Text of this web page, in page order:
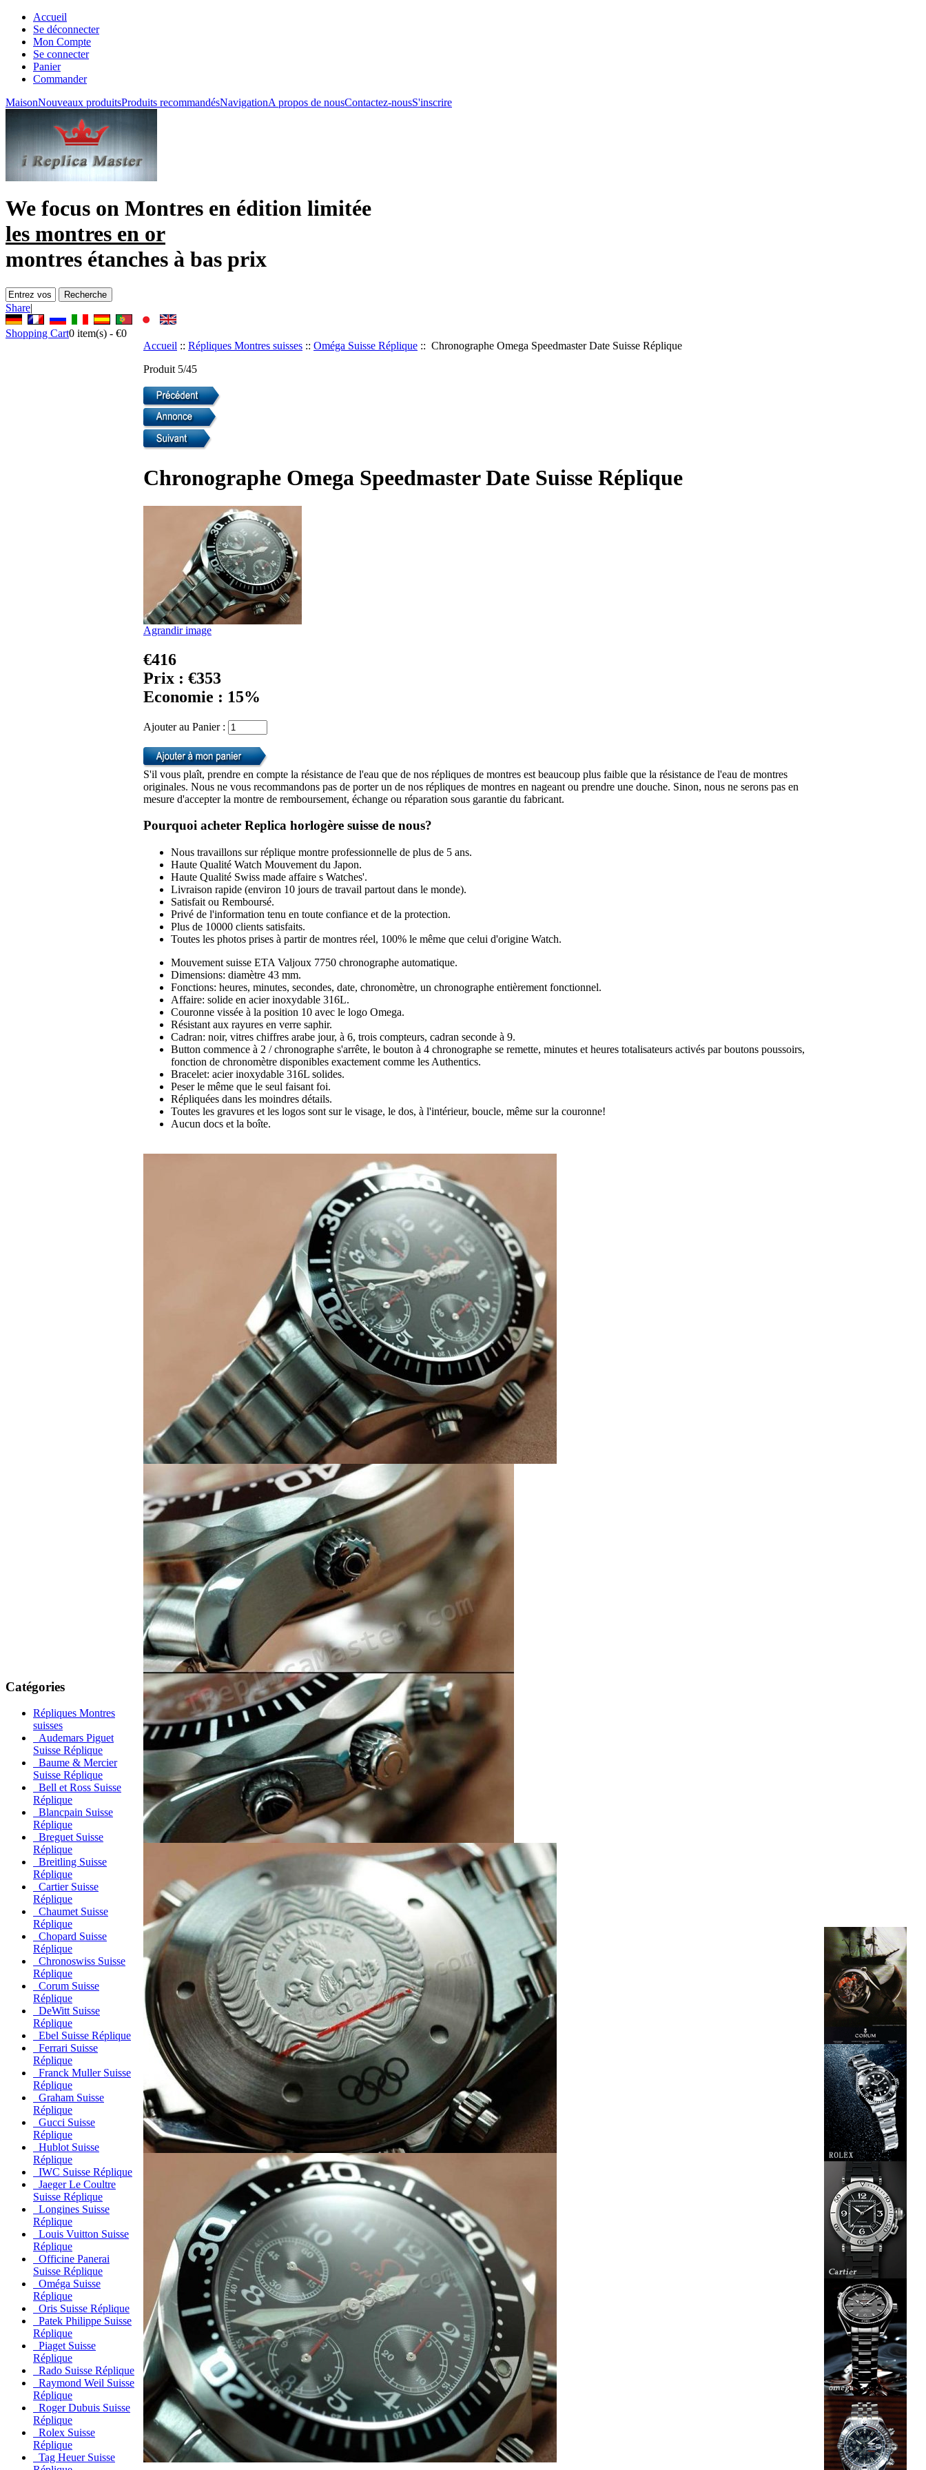
Accueil
Se déconnecter
Mon Compte
Se connecter
Panier
Commander
MaisonNouveaux produitsProduits recommandésNavigationA propos de nousContactez-nousS'inscrire
We focus on Montres en édition limitée
les montres en or
montres étanches à bas prix
Share|
Shopping Cart0 item(s) - €0
Catégories
Répliques Montres
suisses
Audemars Piguet
Suisse Réplique
Baume & Mercier
Suisse Réplique
Bell et Ross Suisse
Réplique
Blancpain Suisse
Réplique
Breguet Suisse
Réplique
Breitling Suisse
Réplique
Cartier Suisse
Réplique
Chaumet Suisse
Réplique
Chopard Suisse
Réplique
Chronoswiss Suisse
Réplique
Corum Suisse
Réplique
DeWitt Suisse
Réplique
Ebel Suisse Réplique
Ferrari Suisse
Réplique
Franck Muller Suisse
Réplique
Graham Suisse
Réplique
Gucci Suisse
Réplique
Hublot Suisse
Réplique
IWC Suisse Réplique
Jaeger Le Coultre
Suisse Réplique
Longines Suisse
Réplique
Louis Vuitton Suisse
Réplique
Officine Panerai
Suisse Réplique
Oméga Suisse
Réplique
Oris Suisse Réplique
Patek Philippe Suisse
Réplique
Piaget Suisse
Réplique
Rado Suisse Réplique
Raymond Weil Suisse
Réplique
Roger Dubuis Suisse
Réplique
Rolex Suisse
Réplique
Tag Heuer Suisse
Accueil :: Répliques Montres suisses :: Oméga Suisse Réplique :: Chronographe Omega Speedmaster Date Suisse Réplique
Produit 5/45
Chronographe Omega Speedmaster Date Suisse Réplique
Agrandir image
€416
Prix : €353
Economie : 15%
Ajouter au Panier :
S'il vous plaît, prendre en compte la résistance de l'eau que de nos répliques de montres est beaucoup plus faible que la résistance de l'eau de montres
originales. Nous ne vous recommandons pas de porter un de nos répliques de montres en nageant ou prendre une douche. Sinon, nous ne serons pas en
mesure d'accepter la montre de remboursement, échange ou réparation sous garantie du fabricant.
Pourquoi acheter Replica horlogère suisse de nous?
Nous travaillons sur réplique montre professionnelle de plus de 5 ans.
Haute Qualité Watch Mouvement du Japon.
Haute Qualité Swiss made affaire s Watches'.
Livraison rapide (environ 10 jours de travail partout dans le monde).
Satisfait ou Remboursé.
Privé de l'information tenu en toute confiance et de la protection.
Plus de 10000 clients satisfaits.
Toutes les photos prises à partir de montres réel, 100% le même que celui d'origine Watch.
Mouvement suisse ETA Valjoux 7750 chronographe automatique.
Dimensions: diamètre 43 mm.
Fonctions: heures, minutes, secondes, date, chronomètre, un chronographe entièrement fonctionnel.
Affaire: solide en acier inoxydable 316L.
Couronne vissée à la position 10 avec le logo Omega.
Résistant aux rayures en verre saphir.
Cadran: noir, vitres chiffres arabe jour, à 6, trois compteurs, cadran seconde à 9.
Button commence à 2 / chronographe s'arrête, le bouton à 4 chronographe se remette, minutes et heures totalisateurs activés par boutons poussoirs,
fonction de chronomètre disponibles exactement comme les Authentics.
Bracelet: acier inoxydable 316L solides.
Peser le même que le seul faisant foi.
Répliquées dans les moindres détails.
Toutes les gravures et les logos sont sur le visage, le dos, à l'intérieur, boucle, même sur la couronne!
Aucun docs et la boîte.